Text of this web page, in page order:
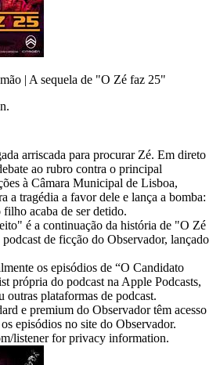
| A sequela de "O Zé faz 25"
arriscada para procurar Zé. Em direto
ao rubro contra o principal
à Câmara Municipal de Lisboa,
a tragédia a favor dele e lança a bomba:
acaba de ser detido.
é a continuação da história de "O Zé
de ficção do Observador, lançado
os episódios de “O Candidato
própria do podcast na Apple Podcasts,
outras plataformas de podcast.
e premium do Observador têm acesso
episódios no site do Observador.
listener for privacy information.